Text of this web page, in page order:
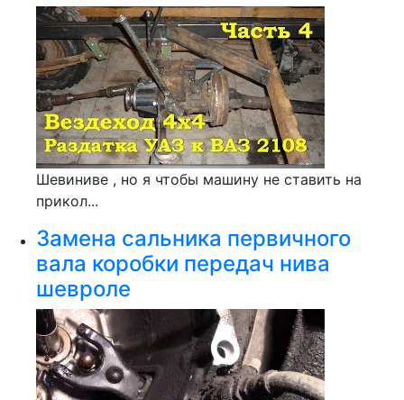
Шевиниве , но я чтобы машину не ставить на
прикол...
Замена сальника первичного
вала коробки передач нива
шевроле